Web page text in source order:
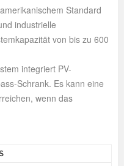
Standard
industrielle
von bis zu 600
integriert PV-
Schrank. Es kann eine
wenn das